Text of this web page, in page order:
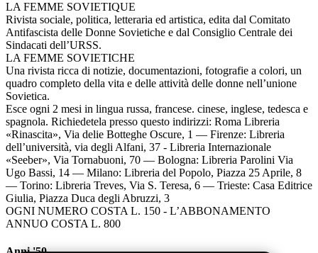
LA FEMME SOVIETIQUE
Rivista sociale, politica, letteraria ed artistica, edita dal Comitato
Antifascista delle Donne Sovietiche e dal Consiglio Centrale dei
Sindacati dell’URSS.
LA FEMME SOVIETICHE
Una rivista ricca di notizie, documentazioni, fotografie a colori, un
quadro completo della vita e delle attività delle donne nell’unione
Sovietica.
Esce ogni 2 mesi in lingua russa, francese. cinese, inglese, tedesca e
spagnola. Richiedetela presso questo indirizzi: Roma Libreria
«Rinascita», Via delie Botteghe Oscure, 1 — Firenze: Libreria
dell’università, via degli Alfani, 37 - Libreria Internazionale
«Seeber», Via Tornabuoni, 70 — Bologna: Libreria Parolini Via
Ugo Bassi, 14 — Milano: Libreria del Popolo, Piazza 25 Aprile, 8
— Torino: Libreria Treves, Via S. Teresa, 6 — Trieste: Casa Editrice
Giulia, Piazza Duca degli Abruzzi, 3
OGNI NUMERO COSTA L. 150 - L’ABBONAMENTO
ANNUO COSTA L. 800